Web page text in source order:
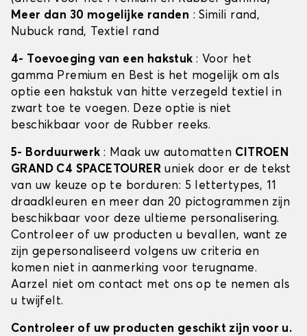
Meer dan 30 mogelijke randen : Simili rand,
Nubuck rand, Textiel rand
4- Toevoeging van een hakstuk : Voor het
gamma Premium en Best is het mogelijk om als
optie een hakstuk van hitte verzegeld textiel in
zwart toe te voegen. Deze optie is niet
beschikbaar voor de Rubber reeks.
5- Borduurwerk : Maak uw automatten CITROEN
GRAND C4 SPACETOURER uniek door er de tekst
van uw keuze op te borduren: 5 lettertypes, 11
draadkleuren en meer dan 20 pictogrammen zijn
beschikbaar voor deze ultieme personalisering.
Controleer of uw producten u bevallen, want ze
zijn gepersonaliseerd volgens uw criteria en
komen niet in aanmerking voor terugname.
Aarzel niet om contact met ons op te nemen als
u twijfelt.
Controleer of uw producten geschikt zijn voor u.